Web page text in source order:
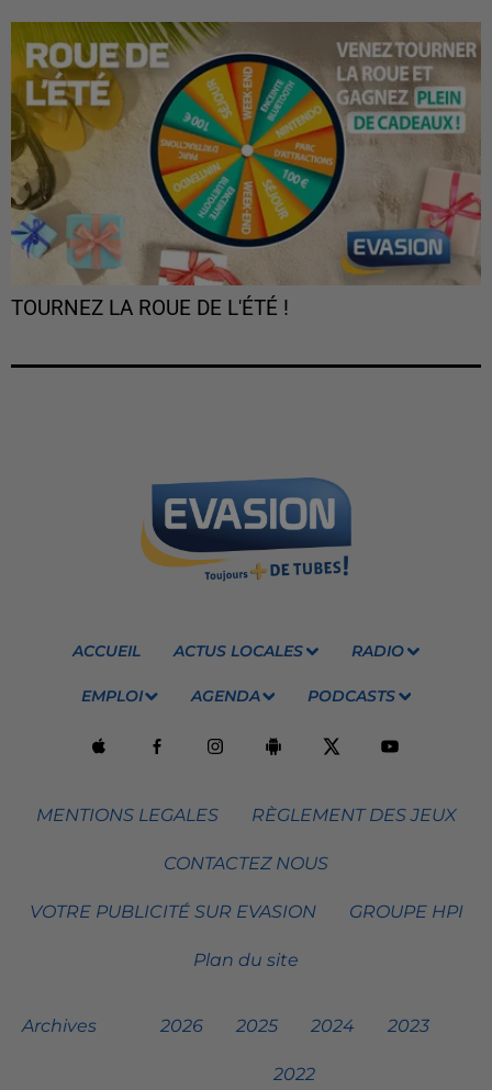
TOURNEZ LA ROUE DE L'ÉTÉ !
ACCUEIL ACTUS LOCALES RADIO
EMPLOI AGENDA PODCASTS
MENTIONS LEGALES RÈGLEMENT DES JEUX
CONTACTEZ NOUS
VOTRE PUBLICITÉ SUR EVASION GROUPE HPI
Plan du site
Archives 2026 2025 2024 2023
2022